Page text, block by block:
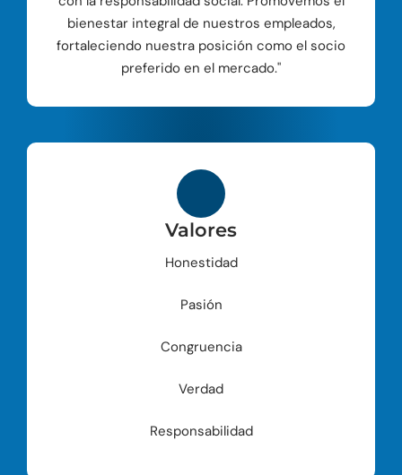
bienestar integral de nuestros empleados,
fortaleciendo nuestra posición como el socio
preferido en el mercado."
Valores
Honestidad
Pasión
Congruencia
Verdad
Responsabilidad